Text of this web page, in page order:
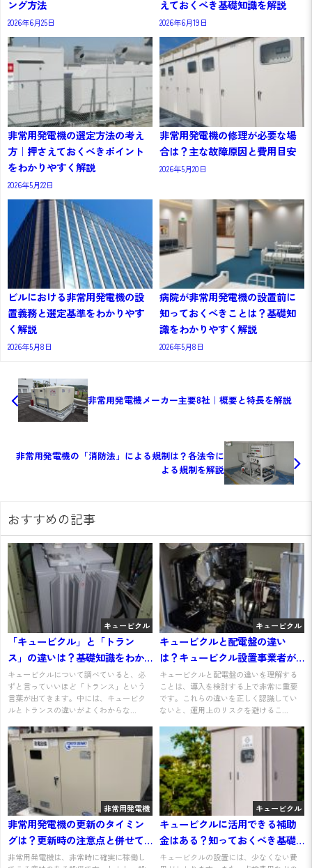
ング方法
2026年6月25日
えておくべき基礎知識を解説
2026年6月19日
非常用発電機の選定方法の考え
方｜押さえておくべきポイント
をわかりやすく解説
2026年5月22日
非常用発電機の修理が必要な場
合は？主な故障原因と費用目安
2026年5月20日
ビルにおける非常用発電機の設
置義務と選定基準をわかりやす
く解説
2026年5月8日
病院が非常用発電機の設置前に
知っておくべきことは？基礎知
識をわかりやすく解説
2026年5月8日
非常用発電機メーカー主要8社｜概要と特長を解説
非常用発電機の「消防法」による規制は？各法令に
よる規制を解説
おすすめの記事
キュービクル
「キュービクル」と「トラン
ス」の違いは？基礎知識をわか
りやすく解説
キュービクルについて調べていると、必
ずと言っていいほど「トランス」という
言葉が出てきます。中には、キュービク
ルとトランスの違いがよくわからな...
キュービクル
キュービクルと配電盤の違い
は？キュービクル設置事業者が
知っておくべき基礎知識を解説
キュービクルと配電盤の違いを理解する
ことは、導入を検討する上で非常に重要
です。これらの違いを正しく認識してい
ないと、運用上のリスクを避けるこ...
非常用発電機
非常用発電機の更新のタイミン
グは？更新時の注意点と併せて
わかりやすく解説
非常用発電機は、非常時に確実に稼働し
キュービクル
キュービクルに活用できる補助
金はある？知っておくべき基礎
知識を解説
キュービクルの設置には、少なくない費